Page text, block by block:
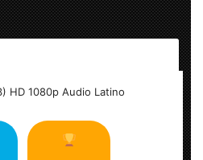
1080p)
Audio #2:
Inglés EAC3 5.1
HD 1080p Audio Latino